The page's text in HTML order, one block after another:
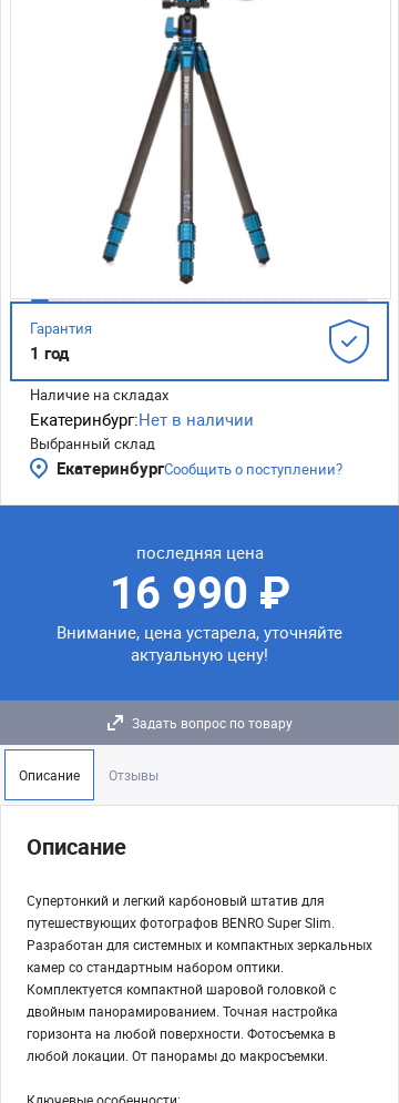
Гарантия
1 год
Наличие на складах
Екатеринбург:Нет в наличии
Выбранный склад
ЕкатеринбургСообщить о поступлении?
последняя цена
16 990 ₽
Внимание, цена устарела, уточняйте
актуальную цену!
Задать вопрос по товару
Описание Отзывы
Описание
Супертонкий и легкий карбоновый штатив для
путешествующих фотографов BENRO Super Slim.
Разработан для системных и компактных зеркальных
камер со стандартным набором оптики.
Комплектуется компактной шаровой головкой с
двойным панорамированием. Точная настройка
горизонта на любой поверхности. Фотосъемка в
любой локации. От панорамы до макросъемки.